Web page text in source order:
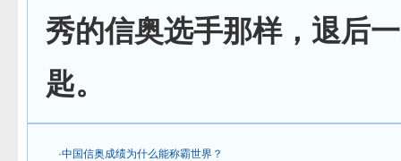
秀的信奥选手那样，退后
匙。
·中国信奥成绩为什么能称霸世界？